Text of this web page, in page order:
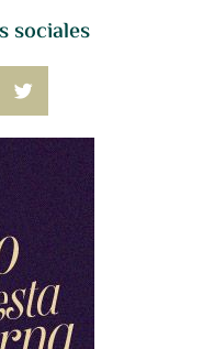
sociales